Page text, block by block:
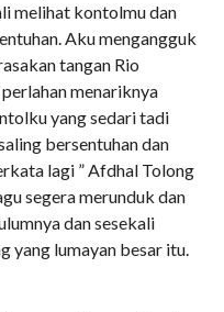
melihat kontolmu dan
Aku mengangguk
tangan Rio
menariknya
yang sedari tadi
bersentuhan dan
lagi ” Afdhal Tolong
segera merunduk dan
dan sesekali
yang lumayan besar itu.